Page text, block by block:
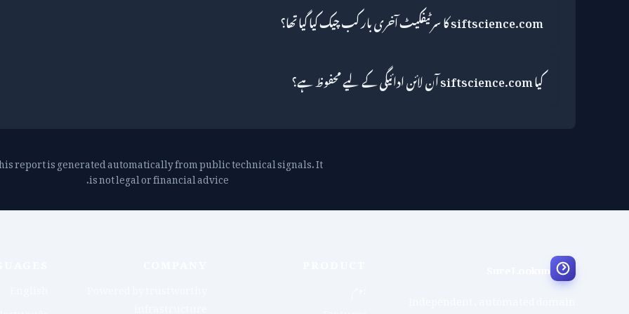
siftscience.com کا سرٹیفکیٹ آخری بار کب چیک کیا گیا تھا؟
کیا siftscience.com آن لائن ادائیگی کے لیے محفوظ ہے؟
report is generated automatically from public technical signals. It
is not legal or financial advice.
SureLookup